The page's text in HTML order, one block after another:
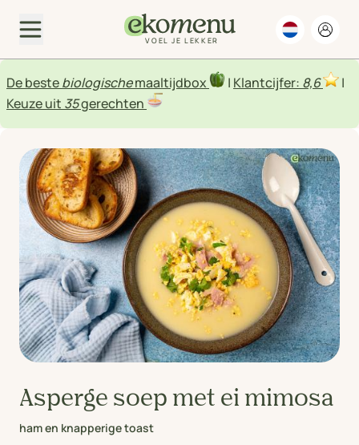
VOEL JE LEKKER
De bestebiologischemaaltijdbox | Klantcijfer: 8,6
|
Keuze uit 35gerechten
Asperge soep met ei mimosa
ham en knapperige toast